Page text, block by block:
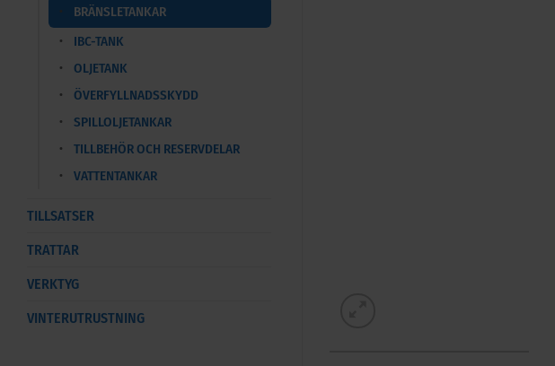
BRÄNSLETANKAR
IBC-TANK
OLJETANK
ÖVERFYLLNADSSKYDD
SPILLOLJETANKAR
TILLBEHÖR OCH RESERVDELAR
VATTENTANKAR
TILLSATSER
TRATTAR
VERKTYG
VINTERUTRUSTNING